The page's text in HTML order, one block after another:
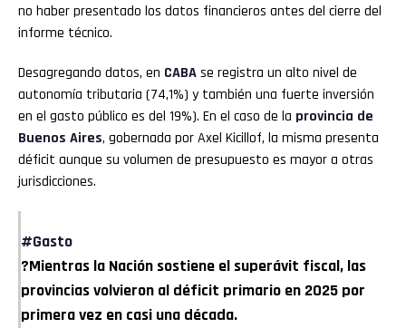
no haber presentado los datos financieros antes del cierre del
informe técnico.
Desagregando datos, en CABAse registra un alto nivel de
autonomía tributaria (74,1%) y también una fuerte inversión
en el gasto público es del 19%). En el caso de la provincia de
Buenos Aires, gobernada por Axel Kicillof, la misma presenta
déficit aunque su volumen de presupuesto es mayor a otras
jurisdicciones.
#Gasto
?Mientras la Nación sostiene el superávit fiscal, las
provincias volvieron al déficit primario en 2025 por
primera vez en casi una década.